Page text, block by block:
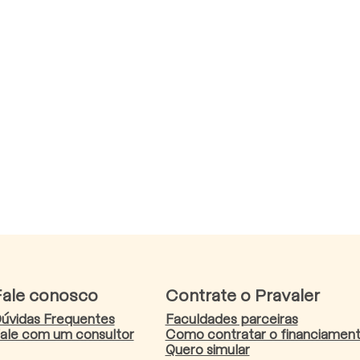
conosco
Frequentes
com um consultor
Contrate o Pravaler
Faculdades parceiras
Como contratar o
Quero simular